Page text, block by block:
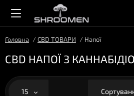
Головна CBD ТОВАРИ Напої
CBD НАПОЇ З
15